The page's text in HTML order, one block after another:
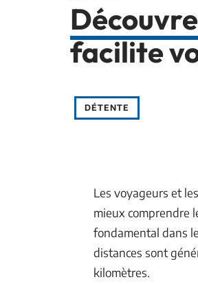
facilite
DÉTENTE
Les voyageurs et
mieux comprendre
fondamental dans
distances sont
kilomètres.